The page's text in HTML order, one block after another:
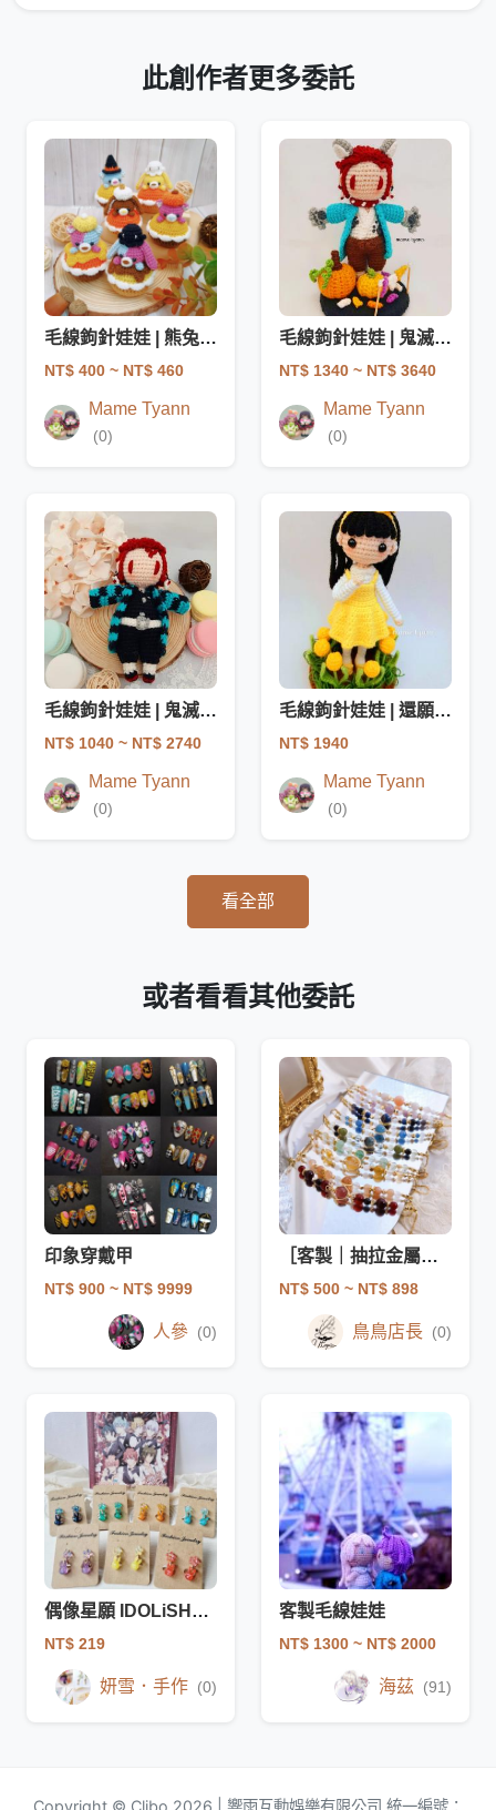
此創作者更多委託
毛線鉤針娃娃 | 熊兔蛋糕 萬聖款
NT$ 400 ~ NT$ 460
Mame Tyann
(0)
毛線鉤針娃娃 | 鬼滅 Q版萬聖 炭治郎
NT$ 1340 ~ NT$ 3640
Mame Tyann
(0)
毛線鉤針娃娃 | 鬼滅 Q版正裝 炭治郎
NT$ 1040 ~ NT$ 2740
Mame Tyann
(0)
毛線鉤針娃娃 | 還願 美心
NT$ 1940
Mame Tyann
(0)
看全部
或者看看其他委託
印象穿戴甲
NT$ 900 ~ NT$ 9999
人參 (0)
［客製｜抽拉金屬手練］
NT$ 500 ~ NT$ 898
鳥鳥店長 (0)
偶像星願 IDOLiSH7 TRIGGER 二創 印象耳夾
NT$ 219
妍雪．手作 (0)
客製毛線娃娃
NT$ 1300 ~ NT$ 2000
海茲 (91)